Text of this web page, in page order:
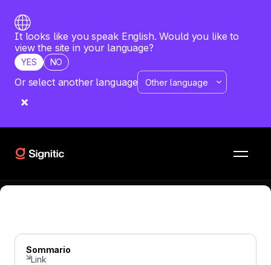
It looks like you speak English. Would you like to
view the site in your language?
YES NO
Or select another language
Signitic
Sommario
Link